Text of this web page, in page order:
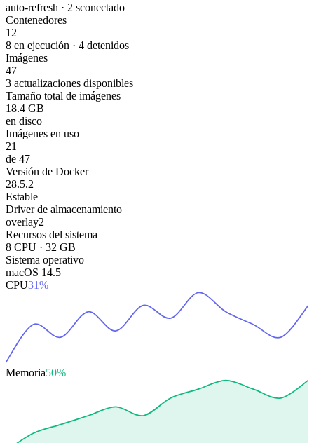
auto-refresh · 2 sconectado
Contenedores
12
8 en ejecución · 4 detenidos
Imágenes
47
3 actualizaciones disponibles
Tamaño total de imágenes
18.4 GB
en disco
Imágenes en uso
21
de 47
Versión de Docker
28.5.2
Estable
Driver de almacenamiento
overlay2
Recursos del sistema
8 CPU · 32 GB
Sistema operativo
macOS 14.5
CPU31%
Memoria50%